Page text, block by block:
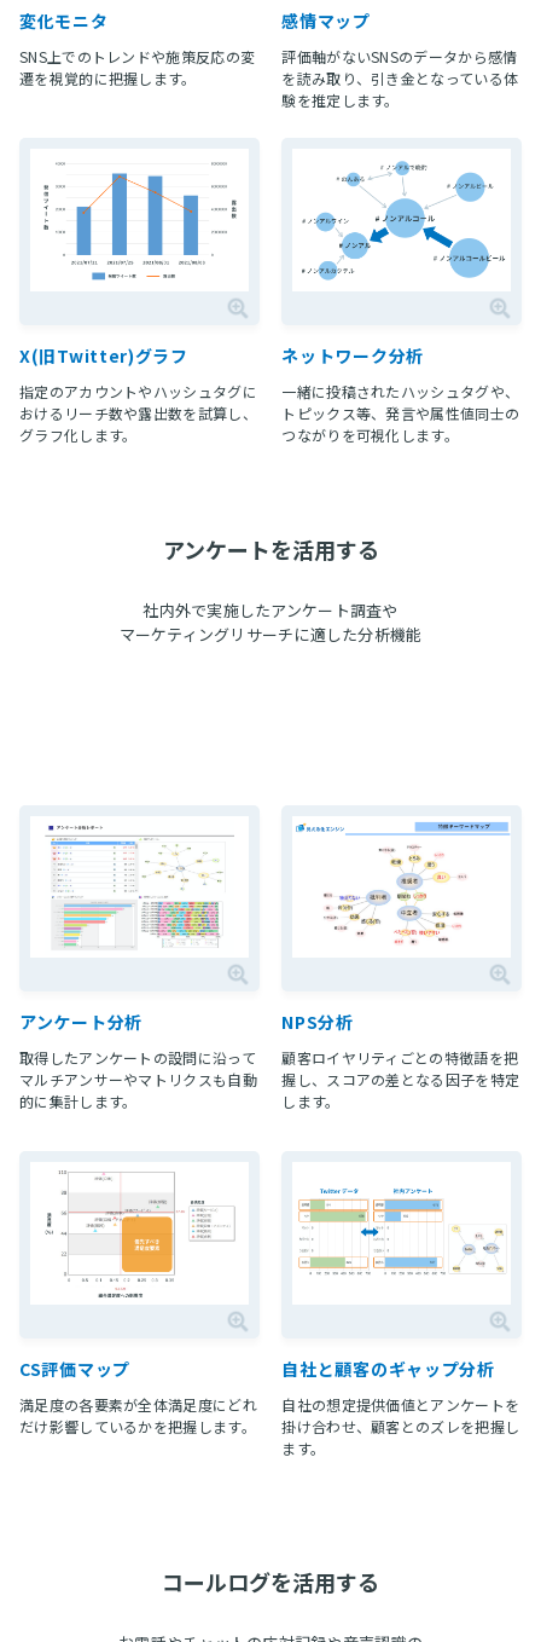
変化モニタ
SNS上でのトレンドや施策反応の変
遷を視覚的に把握します。
感情マップ
評価軸がないSNSのデータから感情
を読み取り、引き金となっている体
験を推定します。
X(旧Twitter)グラフ
指定のアカウントやハッシュタグに
おけるリーチ数や露出数を試算し、
グラフ化します。
ネットワーク分析
一緒に投稿されたハッシュタグや、
トピックス等、発言や属性値同士の
つながりを可視化します。
アンケートを活用する
社内外で実施したアンケート調査や
マーケティングリサーチに適した分析機能
アンケート分析
取得したアンケートの設問に沿って
マルチアンサーやマトリクスも自動
的に集計します。
NPS分析
顧客ロイヤリティごとの特徴語を把
握し、スコアの差となる因子を特定
します。
CS評価マップ
満足度の各要素が全体満足度にどれ
だけ影響しているかを把握します。
自社と顧客のギャップ分析
自社の想定提供価値とアンケートを
掛け合わせ、顧客とのズレを把握し
ます。
コールログを活用する